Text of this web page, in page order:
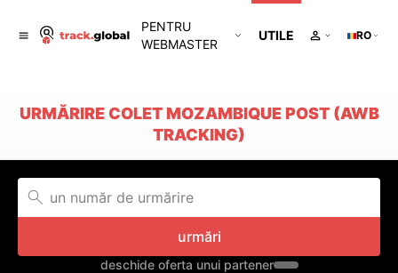
PENTRU
WEBMASTER
UTILE RO
URMĂRIRE COLET MOZAMBIQUE POST (AWB
TRACKING)
urmări
deschide oferta unui partener